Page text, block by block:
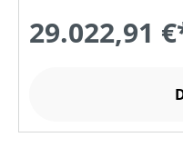
29.022,91